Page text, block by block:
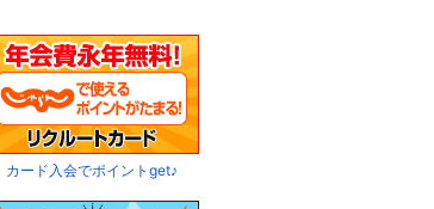
カード入会でポイントget♪